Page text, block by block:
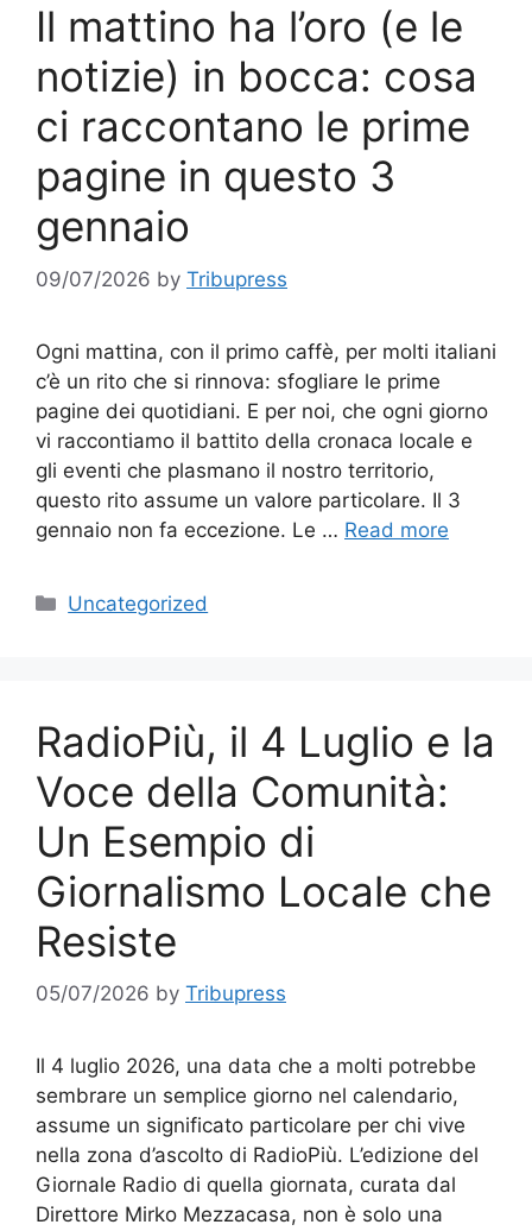
Il mattino ha l’oro (e le
notizie) in bocca: cosa
ci raccontano le prime
pagine in questo 3
gennaio
09/07/2026 by Tribupress
Ogni mattina, con il primo caffè, per molti italiani
c’è un rito che si rinnova: sfogliare le prime
pagine dei quotidiani. E per noi, che ogni giorno
vi raccontiamo il battito della cronaca locale e
gli eventi che plasmano il nostro territorio,
questo rito assume un valore particolare. Il 3
gennaio non fa eccezione. Le … Read more
Categories
Uncategorized
RadioPiù, il 4 Luglio e la
Voce della Comunità:
Un Esempio di
Giornalismo Locale che
Resiste
05/07/2026 by Tribupress
Il 4 luglio 2026, una data che a molti potrebbe
sembrare un semplice giorno nel calendario,
assume un significato particolare per chi vive
nella zona d’ascolto di RadioPiù. L’edizione del
Giornale Radio di quella giornata, curata dal
Direttore Mirko Mezzacasa, non è solo una